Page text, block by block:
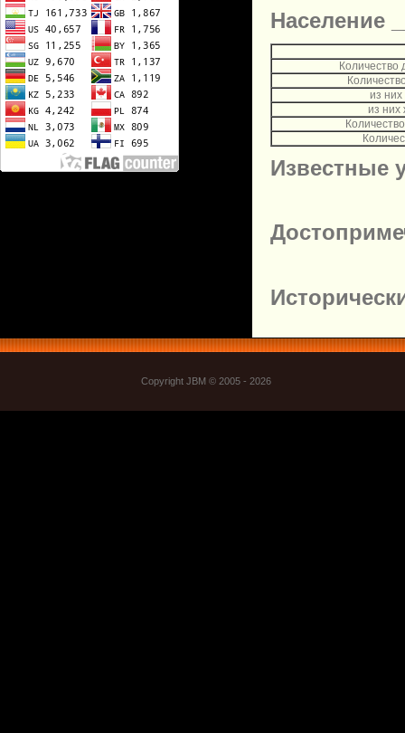
Население
Количество
из
из
Известные
Copyright JBM © 2005 - 2026